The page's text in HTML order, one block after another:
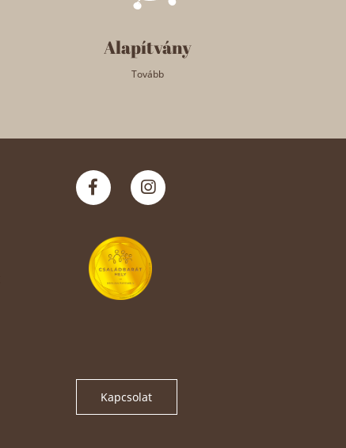
Alapítvány
Tovább
Kapcsolat